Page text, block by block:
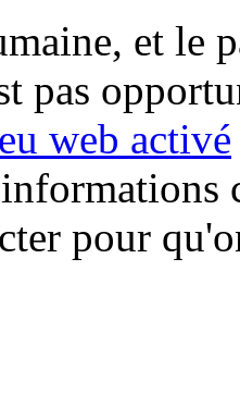
et le
pas
web activé
pour